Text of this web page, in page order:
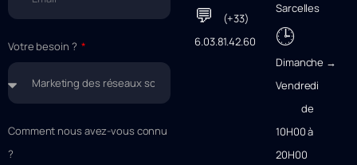
Votre besoin ?
Comment nous avez-vous connu
?
💬
(+33)
6.03.81.42.60
Sarcelles
🕒
Dimanche →
Vendredi
de
10H00 à
20H00